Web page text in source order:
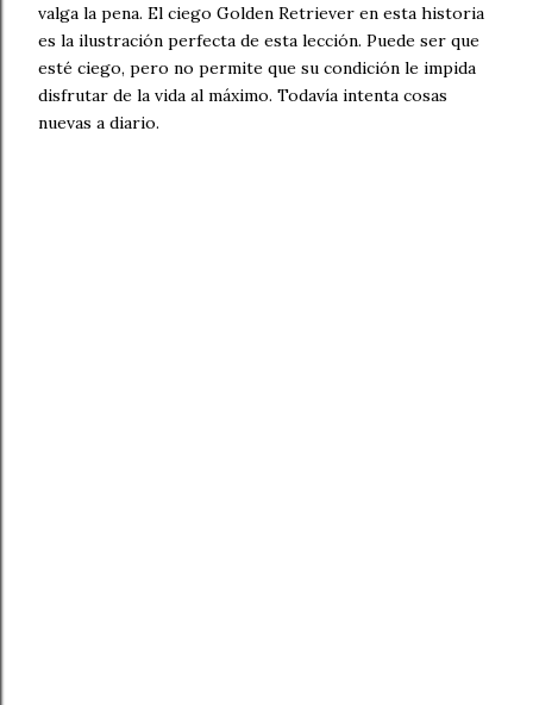
valga la pena. El ciego Golden Retriever en esta historia
es la ilustración perfecta de esta lección. Puede ser que
esté ciego, pero no permite que su condición le impida
disfrutar de la vida al máximo. Todavía intenta cosas
nuevas a diario.